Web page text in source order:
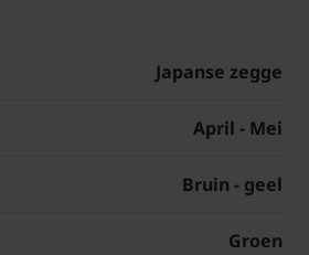
Japanse zegge
April - Mei
Bruin - geel
Groen